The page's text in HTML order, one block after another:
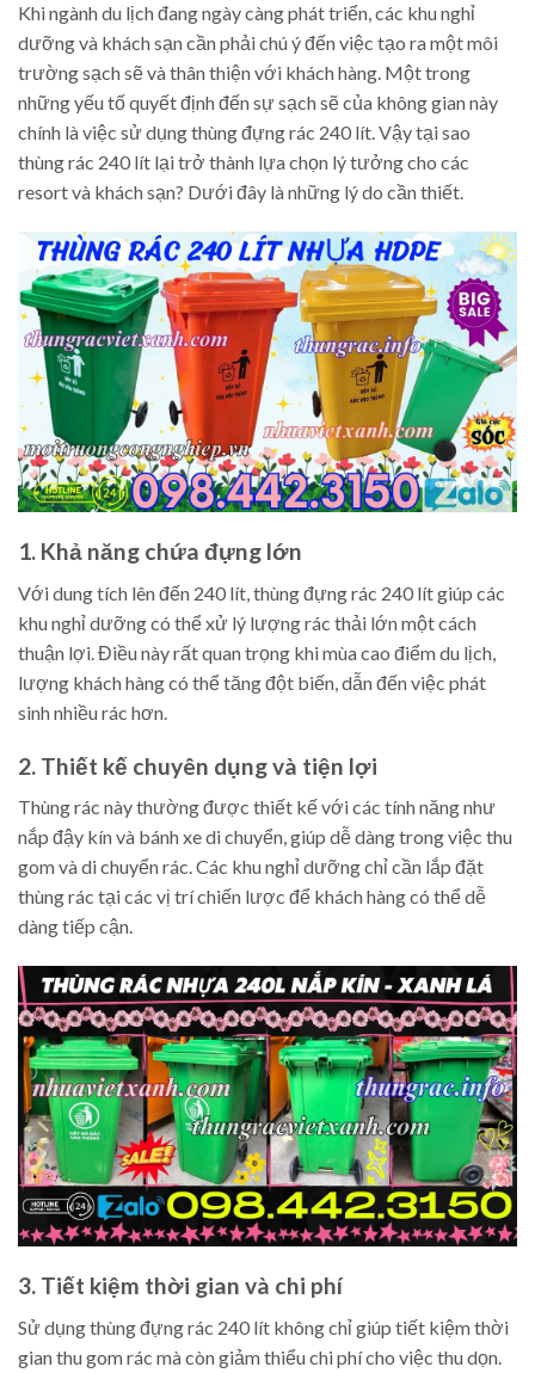
Khi ngành du lịch đang ngày càng phát triển, các khu nghỉ
dưỡng và khách sạn cần phải chú ý đến việc tạo ra một môi
trường sạch sẽ và thân thiện với khách hàng. Một trong
những yếu tố quyết định đến sự sạch sẽ của không gian này
chính là việc sử dụng thùng đựng rác 240 lít. Vậy tại sao
thùng rác 240 lít lại trở thành lựa chọn lý tưởng cho các
resort và khách sạn? Dưới đây là những lý do cần thiết.
1. Khả năng chứa đựng lớn
Với dung tích lên đến 240 lít, thùng đựng rác 240 lít giúp các
khu nghỉ dưỡng có thể xử lý lượng rác thải lớn một cách
thuận lợi. Điều này rất quan trọng khi mùa cao điểm du lịch,
lượng khách hàng có thể tăng đột biến, dẫn đến việc phát
sinh nhiều rác hơn.
2. Thiết kế chuyên dụng và tiện lợi
Thùng rác này thường được thiết kế với các tính năng như
nắp đậy kín và bánh xe di chuyển, giúp dễ dàng trong việc thu
gom và di chuyển rác. Các khu nghỉ dưỡng chỉ cần lắp đặt
thùng rác tại các vị trí chiến lược để khách hàng có thể dễ
dàng tiếp cận.
3. Tiết kiệm thời gian và chi phí
Sử dụng thùng đựng rác 240 lít không chỉ giúp tiết kiệm thời
gian thu gom rác mà còn giảm thiểu chi phí cho việc thu dọn.